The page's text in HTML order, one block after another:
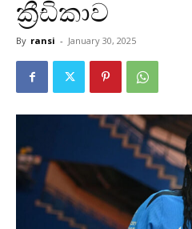
ක්‍රීඩිකාව
By ransi - January 30, 2025